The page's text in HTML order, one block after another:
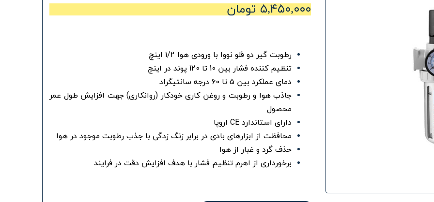
۵,۴۵۰,۰۰۰ تومان
رطوبت گیر دو قلو نووا با ورودی هوا 1/2 اینچ
تنظیم کننده فشار بین 10 تا 120 پوند در اینچ
دمای عملکرد بین 5 تا 60 درجه سانتیگراد
جاذب هوا و رطوبت و روغن کاری خودکار (روانکاری) جهت افزایش طول عمر
محصول
دارای استاندارد CE اروپا
محافظت از ابزارهای بادی در برابر زنگ زدگی با جذب رطوبت موجود در هوا
حذف گرد و غبار از هوا
برخورداری از اهرم تنظیم فشار با هدف افزایش دقت در فرایند